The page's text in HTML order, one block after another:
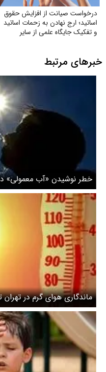
درخواست صیانت از افزایش حقوق
اساتید؛ ارج نهادن به زحمات اساتید
و تفکیک جایگاه علمی از سایر
خبرهای مرتبط
خطر نوشیدن «آب معمولی»
ماندگاری هوای گرم در تهران تا جمعه